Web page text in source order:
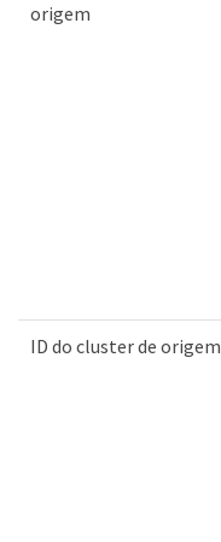
origem
ID do cluster de origem